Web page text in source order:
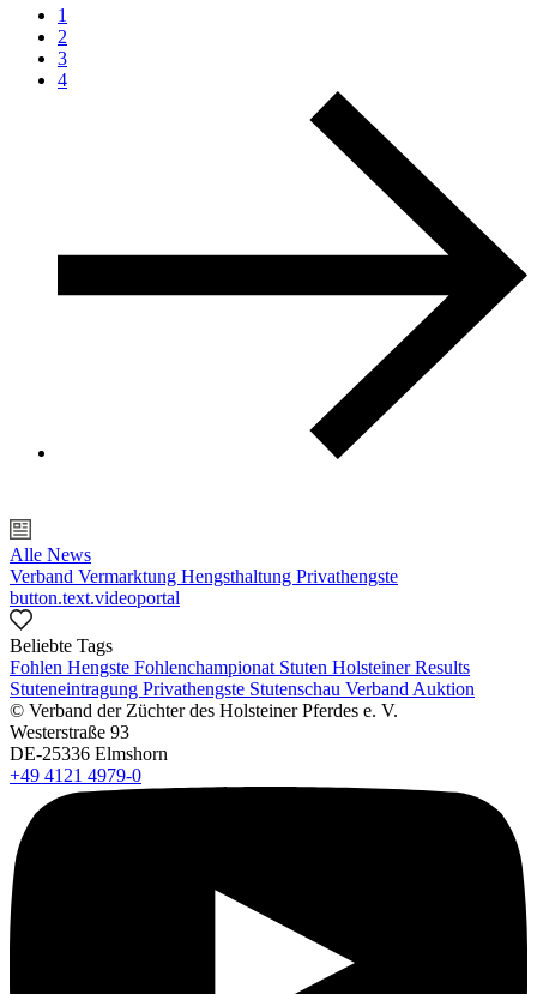
1
2
3
4
Alle News
Verband Vermarktung Hengsthaltung Privathengste
button.text.videoportal
Beliebte Tags
Fohlen Hengste Fohlenchampionat Stuten Holsteiner Results
Stuteneintragung Privathengste Stutenschau Verband Auktion
© Verband der Züchter des Holsteiner Pferdes e. V.
Westerstraße 93
DE-25336 Elmshorn
+49 4121 4979-0